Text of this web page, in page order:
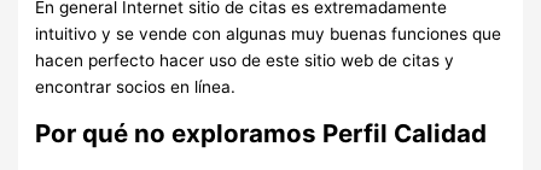
En general Internet sitio de citas es extremadamente
intuitivo y se vende con algunas muy buenas funciones que
hacen perfecto hacer uso de este sitio web de citas y
encontrar socios en línea.
Por qué no exploramos Perfil Calidad